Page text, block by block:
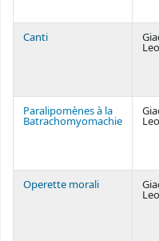
Canti
Paralipomènes à la
Batrachomyomachie
Operette morali